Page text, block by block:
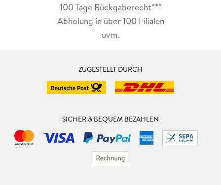
100 Tage Rückgaberecht***
Abholung in über 100 Filialen
uvm.
ZUGESTELLT DURCH
SICHER & BEQUEM BEZAHLEN